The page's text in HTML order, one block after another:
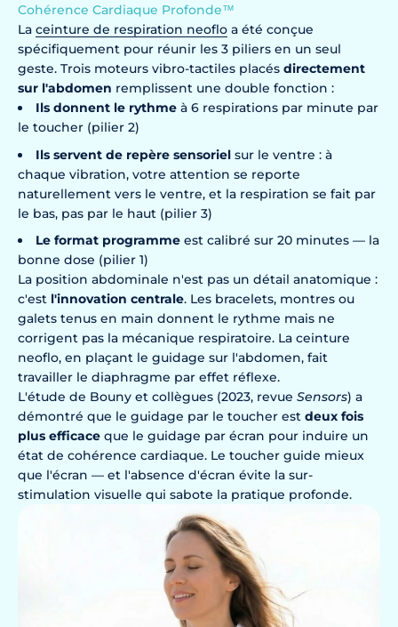
Cohérence Cardiaque Profonde™
La ceinture de respiration neoflo a été conçue
spécifiquement pour réunir les 3 piliers en un seul
geste. Trois moteurs vibro-tactiles placés directement
sur l'abdomen remplissent une double fonction :
Ils donnent le rythme à 6 respirations par minute par
le toucher (pilier 2)
Ils servent de repère sensoriel sur le ventre : à
chaque vibration, votre attention se reporte
naturellement vers le ventre, et la respiration se fait par
le bas, pas par le haut (pilier 3)
Le format programme est calibré sur 20 minutes — la
bonne dose (pilier 1)
La position abdominale n'est pas un détail anatomique :
c'est l'innovation centrale. Les bracelets, montres ou
galets tenus en main donnent le rythme mais ne
corrigent pas la mécanique respiratoire. La ceinture
neoflo, en plaçant le guidage sur l'abdomen, fait
travailler le diaphragme par effet réflexe.
L'étude de Bouny et collègues (2023, revue Sensors) a
démontré que le guidage par le toucher est deux fois
plus efficace que le guidage par écran pour induire un
état de cohérence cardiaque. Le toucher guide mieux
que l'écran — et l'absence d'écran évite la sur-
stimulation visuelle qui sabote la pratique profonde.